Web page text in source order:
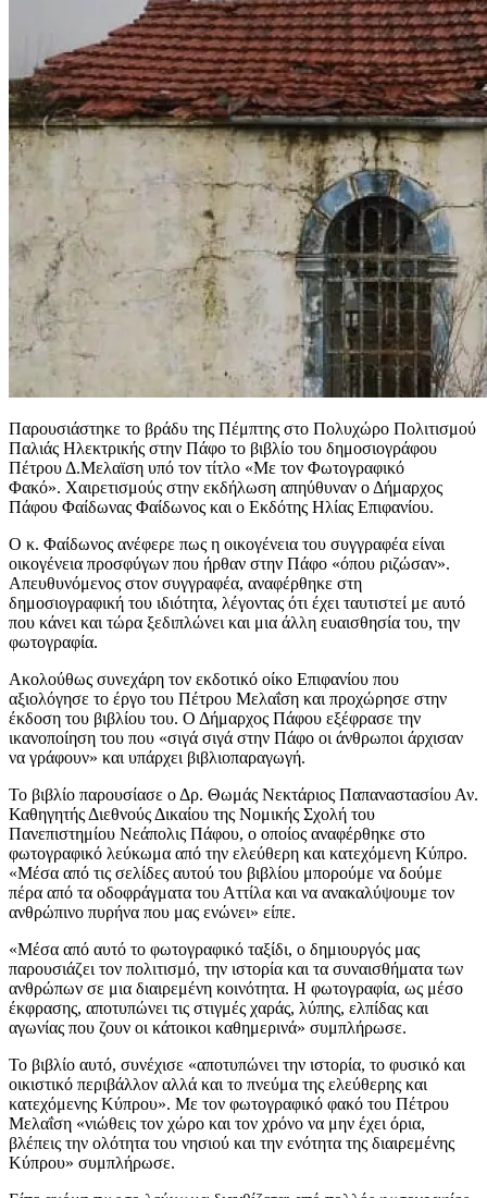
Παρουσιάστηκε το βράδυ της Πέμπτης στο Πολυχώρο Πολιτισμού
Παλιάς Ηλεκτρικής στην Πάφο το βιβλίο του δημοσιογράφου
Πέτρου Δ.Μελαϊση υπό τον τίτλο «Με τον Φωτογραφικό
Φακό». Χαιρετισμούς στην εκδήλωση απηύθυναν ο Δήμαρχος
Πάφου Φαίδωνας Φαίδωνος και ο Εκδότης Ηλίας Επιφανίου.
Ο κ. Φαίδωνος ανέφερε πως η οικογένεια του συγγραφέα είναι
οικογένεια προσφύγων που ήρθαν στην Πάφο «όπου ριζώσαν».
Απευθυνόμενος στον συγγραφέα, αναφέρθηκε στη
δημοσιογραφική του ιδιότητα, λέγοντας ότι έχει ταυτιστεί με αυτό
που κάνει και τώρα ξεδιπλώνει και μια άλλη ευαισθησία του, την
φωτογραφία.
Ακολούθως συνεχάρη τον εκδοτικό οίκο Επιφανίου που
αξιολόγησε το έργο του Πέτρου Μελαΐση και προχώρησε στην
έκδοση του βιβλίου του. Ο Δήμαρχος Πάφου εξέφρασε την
ικανοποίηση του που «σιγά σιγά στην Πάφο οι άνθρωποι άρχισαν
να γράφουν» και υπάρχει βιβλιοπαραγωγή.
Το βιβλίο παρουσίασε ο Δρ. Θωμάς Νεκτάριος Παπαναστασίου Αν.
Καθηγητής Διεθνούς Δικαίου της Νομικής Σχολή του
Πανεπιστημίου Νεάπολις Πάφου, ο οποίος αναφέρθηκε στο
φωτογραφικό λεύκωμα από την ελεύθερη και κατεχόμενη Κύπρο.
«Μέσα από τις σελίδες αυτού του βιβλίου μπορούμε να δούμε
πέρα από τα οδοφράγματα του Αττίλα και να ανακαλύψουμε τον
ανθρώπινο πυρήνα που μας ενώνει» είπε.
«Μέσα από αυτό το φωτογραφικό ταξίδι, ο δημιουργός μας
παρουσιάζει τον πολιτισμό, την ιστορία και τα συναισθήματα των
ανθρώπων σε μια διαιρεμένη κοινότητα. Η φωτογραφία, ως μέσο
έκφρασης, αποτυπώνει τις στιγμές χαράς, λύπης, ελπίδας και
αγωνίας που ζουν οι κάτοικοι καθημερινά» συμπλήρωσε.
Το βιβλίο αυτό, συνέχισε «αποτυπώνει την ιστορία, το φυσικό και
οικιστικό περιβάλλον αλλά και το πνεύμα της ελεύθερης και
κατεχόμενης Κύπρου». Με τον φωτογραφικό φακό του Πέτρου
Μελαΐση «νιώθεις τον χώρο και τον χρόνο να μην έχει όρια,
βλέπεις την ολότητα του νησιού και την ενότητα της διαιρεμένης
Κύπρου» συμπλήρωσε.